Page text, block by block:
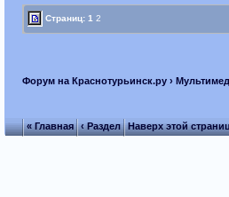
Страниц: 1 2
Форум на Краснотурьинск.ру›
« Главная ‹ Раздел Наверх этой